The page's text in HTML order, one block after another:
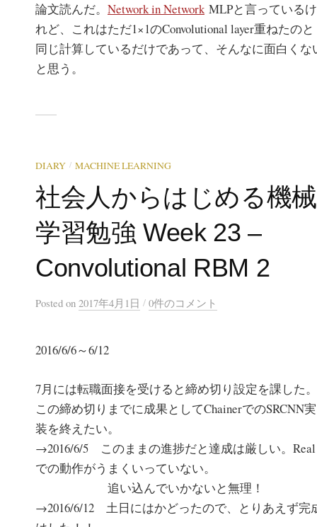
論文読んだ。 Network in NetworkMLPと言っているけ
れど、これはただ1×1のConvolutional layer重ねたのと
同じ計算しているだけであって、そんなに面白くな
と思う。
DIARY / MACHINE LEARNING
社会人からはじめる機械
学習勉強 Week 23 –
Convolutional RBM 2
Posted on 2017年4月1日 / 0件のコメント
2016/6/6～6/12
7月には転職面接を受けると締め切り設定を課した。
この締め切りまでに成果としてChainerでのSRCNN実
装を終えたい。
→2016/6/5 このままの進捗だと達成は厳しい。Real
での動作がうまくいっていない。
追い込んでいかないと無理！
→2016/6/12 土日にはかどったので、とりあえず完